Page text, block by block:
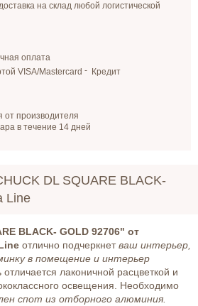
на склад любой логистической
оплата
VISA/Mastercard
Кредит
от производителя
в течение 14 дней
DL SQUARE BLACK-
Line
BLACK- GOLD 92706" от
отлично подчеркнетваш интерьер,
в помещение и интерьер
лаконичной расцветкой и
освещения. Необходимо
спот из отборного алюминия.